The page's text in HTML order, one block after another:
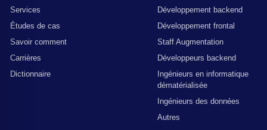
Services
Études de cas
Savoir comment
Carrières
Dictionnaire
Développement backend
Développement frontal
Staff Augmentation
Développeurs backend
Ingénieurs en informatique
dématérialisée
Ingénieurs des données
Autres